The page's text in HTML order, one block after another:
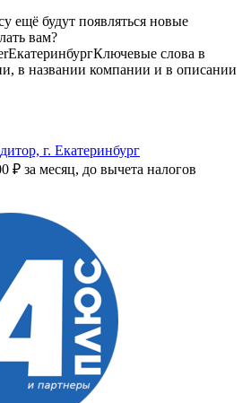
ещё будут появляться новые
вам?
ЕкатеринбургКлючевые слова в
в названии компании и в описании
г. Екатеринбург
₽ за месяц, до вычета налогов